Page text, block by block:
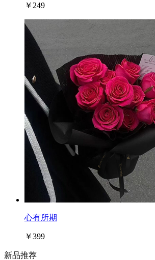
￥249
心有所期
￥399
新品推荐